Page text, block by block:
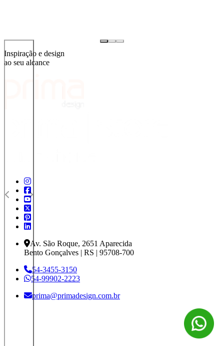
Inspiração e design
ao seu alcance
Av. São Roque, 2651 Aparecida
Bento Gonçalves | RS | 95708-700
54-3455-3150
54-99902-2223
prima@primadesign.com.br